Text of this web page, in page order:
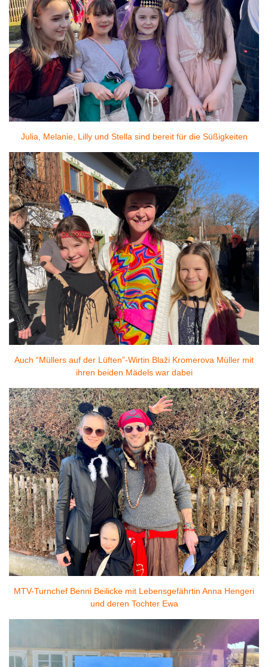
Julia, Melanie, Lilly und Stella sind bereit für die Süßigkeiten
Auch “Müllers auf der Lüften”-Wirtin Blaži Kromerova Müller mit
ihren beiden Mädels war dabei
MTV-Turnchef Benni Beilicke mit Lebensgefährtin Anna Hengeri
und deren Tochter Ewa